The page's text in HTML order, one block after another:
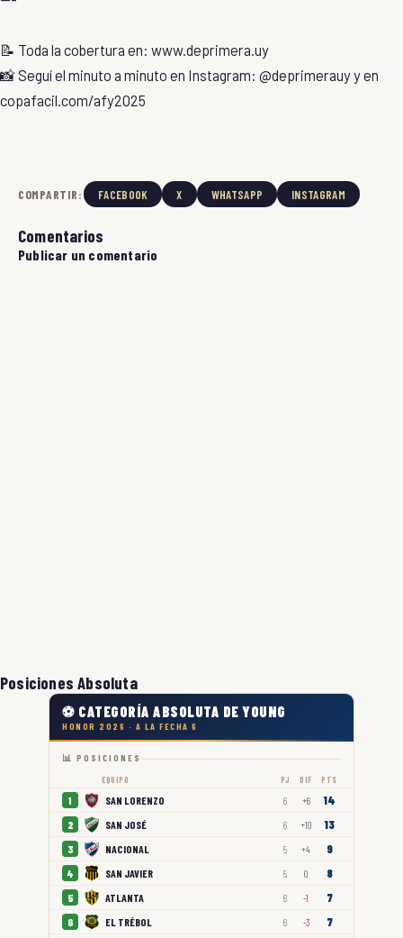
📝 Toda la cobertura en: www.deprimera.uy
📸 Seguí el minuto a minuto en Instagram: @deprimerauy y en
copafacil.com/afy2025
COMPARTIR: FACEBOOK X WHATSAPP INSTAGRAM
Comentarios
Publicar un comentario
Posiciones Absoluta
⚽ CATEGORÍA ABSOLUTA DE YOUNG
HONOR 2026 · A LA FECHA 6
📊 POSICIONES
EQUIPO PJ DIF PTS
1 SAN LORENZO 6 +6 14
2 SAN JOSÉ 6 +10 13
3 NACIONAL 5 +4 9
4 SAN JAVIER 5 0 8
5 ATLANTA 6 -1 7
6 EL TRÉBOL 6 -3 7